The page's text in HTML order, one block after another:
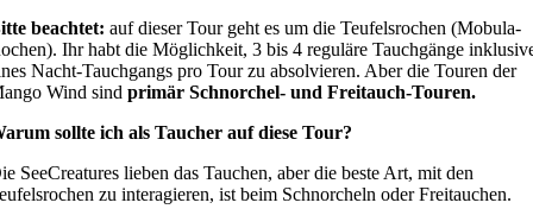
beachtet: auf dieser Tour geht es um die Teufelsrochen (Mobula-
Ihr habt die Möglichkeit, 3 bis 4 reguläre Tauchgänge
Nacht-Tauchgangs pro Tour zu absolvieren. Aber die Touren der
Wind sindprimär Schnorchel- und Freitauch-Touren.
sollte ich als Taucher auf diese Tour?
SeeCreatures lieben das Tauchen, aber die beste Art, mit den
zu interagieren, ist beim Schnorcheln oder Freitauchen.